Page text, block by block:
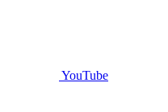
YouTube